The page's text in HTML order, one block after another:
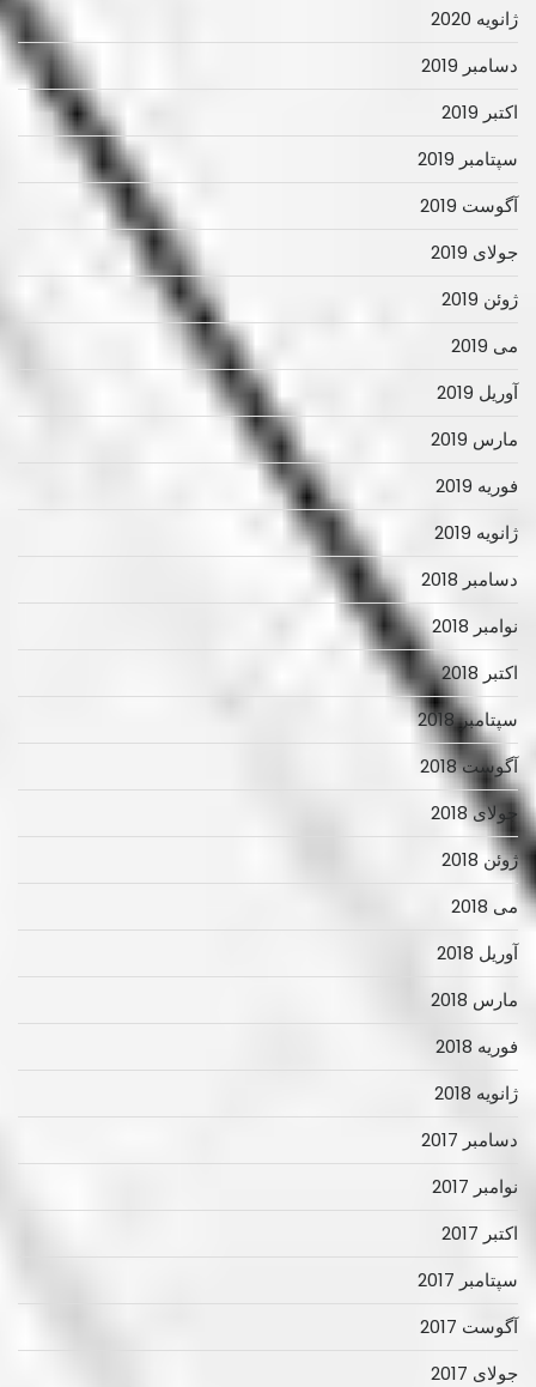
ژانویه 2020
دسامبر 2019
اکتبر 2019
سپتامبر 2019
آگوست 2019
جولای 2019
ژوئن 2019
می 2019
آوریل 2019
مارس 2019
فوریه 2019
ژانویه 2019
دسامبر 2018
نوامبر 2018
اکتبر 2018
سپتامبر 2018
آگوست 2018
جولای 2018
ژوئن 2018
می 2018
آوریل 2018
مارس 2018
فوریه 2018
ژانویه 2018
دسامبر 2017
نوامبر 2017
اکتبر 2017
سپتامبر 2017
آگوست 2017
جولای 2017